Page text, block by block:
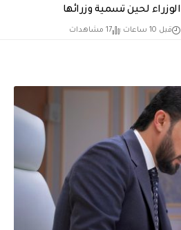
الوزراء لحين تسمية وزرائها
قبل 10 ساعات 17 مشاهدات